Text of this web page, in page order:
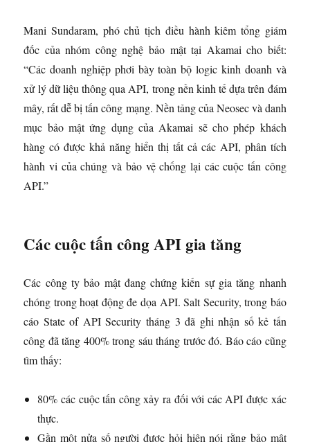
Mani Sundaram, phó chủ tịch điều hành kiêm tổng giám
đốc của nhóm công nghệ bảo mật tại Akamai cho biết:
“Các doanh nghiệp phơi bày toàn bộ logic kinh doanh và
xử lý dữ liệu thông qua API, trong nền kinh tế dựa trên đám
mây, rất dễ bị tấn công mạng. Nền tảng của Neosec và danh
mục bảo mật ứng dụng của Akamai sẽ cho phép khách
hàng có được khả năng hiển thị tất cả các API, phân tích
hành vi của chúng và bảo vệ chống lại các cuộc tấn công
API.”
Các cuộc tấn công API gia tăng
Các công ty bảo mật đang chứng kiến ​​​​sự gia tăng nhanh
chóng trong hoạt động đe dọa API. Salt Security, trong báo
cáo State of API Security tháng 3 đã ghi nhận số kẻ tấn
công đã tăng 400% trong sáu tháng trước đó. Báo cáo cũng
tìm thấy:
80% các cuộc tấn công xảy ra đối với các API được xác
thực.
Gần một nửa số người được hỏi hiện nói rằng bảo mật